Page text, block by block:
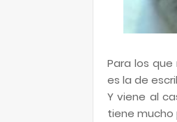
Para los
es la de
Y viene al
tiene mucho